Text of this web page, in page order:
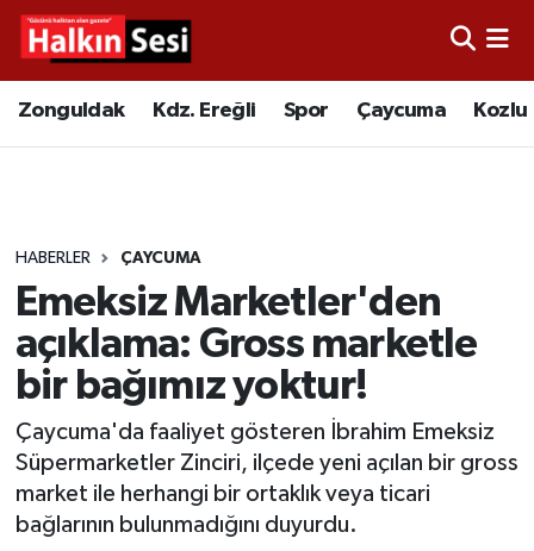
Zonguldak Kdz. Ereğli Spor Çaycuma Kozlu
HABERLER ÇAYCUMA
Emeksiz Marketler'den
açıklama: Gross marketle
bir bağımız yoktur!
Çaycuma'da faaliyet gösteren İbrahim Emeksiz
Süpermarketler Zinciri, ilçede yeni açılan bir gross
market ile herhangi bir ortaklık veya ticari
bağlarının bulunmadığını duyurdu.
Video
Çaycuma
Alaplı
Asayiş
Bartın
Karabük
Merkez Hava Durumu
Süper Lig Puan Durumu ve Fikstür
Tüm Manşetler
Son Dakika Haberleri
Haber Arşivi